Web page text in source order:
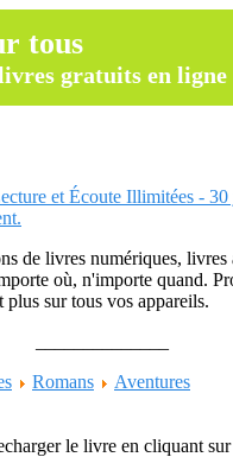
tous
gratuits en ligne
et Écoute Illimitées - 30
de livres numériques, livres
où, n'importe quand.
plus sur tous vos appareils.
Romans
Aventures
le livre en cliquant